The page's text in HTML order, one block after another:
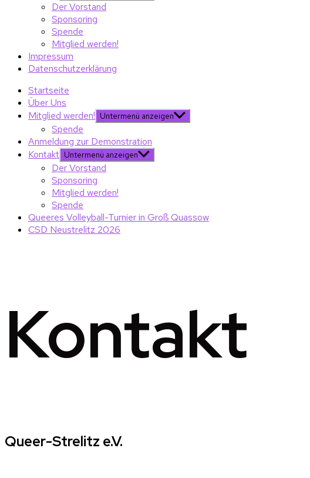
Der Vorstand
Sponsoring
Spende
Mitglied werden!
Impressum
Datenschutzerklärung
Startseite
Über Uns
Mitglied werden! Untermenü anzeigen
Spende
Anmeldung zur Demonstration
Kontakt Untermenü anzeigen
Der Vorstand
Sponsoring
Mitglied werden!
Spende
Queeres Volleyball-Turnier in Groß Quassow
CSD Neustrelitz 2026
Kontakt
Queer-Strelitz e.V.